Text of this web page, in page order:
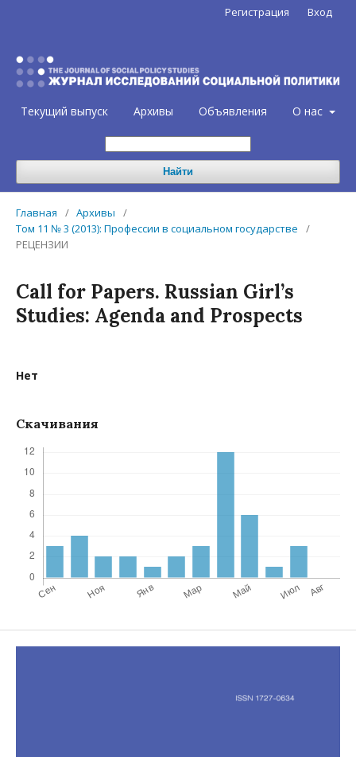
Текущий выпуск Архивы Объявления О нас
Найти
Регистрация Вход
Главная / Архивы
/
Том 11 № 3 (2013): Профессии в социальном государстве
/
РЕЦЕНЗИИ
Call for Papers. Russian Girl’s
Studies: Agenda and Prospects
Нет
Скачивания